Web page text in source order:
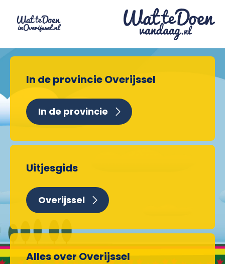
In de provincie Overijssel
In de provincie
Uitjesgids
Overijssel
Alles over Overijssel